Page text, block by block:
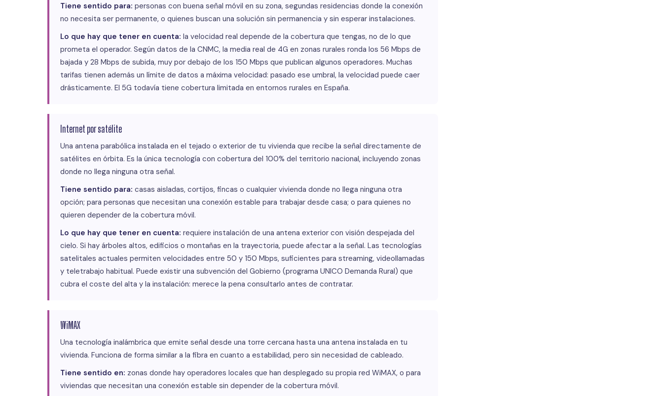
Tiene sentido para: personas con buena señal móvil en su zona, segundas residencias donde la conexión
no necesita ser permanente, o quienes buscan una solución sin permanencia y sin esperar instalaciones.
Lo que hay que tener en cuenta: la velocidad real depende de la cobertura que tengas, no de lo que
prometa el operador. Según datos de la CNMC, la media real de 4G en zonas rurales ronda los 56 Mbps de
bajada y 28 Mbps de subida, muy por debajo de los 150 Mbps que publican algunos operadores. Muchas
tarifas tienen además un límite de datos a máxima velocidad: pasado ese umbral, la velocidad puede caer
drásticamente. El 5G todavía tiene cobertura limitada en entornos rurales en España.
Internet por satélite
Una antena parabólica instalada en el tejado o exterior de tu vivienda que recibe la señal directamente de
satélites en órbita. Es la única tecnología con cobertura del 100% del territorio nacional, incluyendo zonas
donde no llega ninguna otra señal.
Tiene sentido para: casas aisladas, cortijos, fincas o cualquier vivienda donde no llega ninguna otra
opción; para personas que necesitan una conexión estable para trabajar desde casa; o para quienes no
quieren depender de la cobertura móvil.
Lo que hay que tener en cuenta: requiere instalación de una antena exterior con visión despejada del
cielo. Si hay árboles altos, edificios o montañas en la trayectoria, puede afectar a la señal. Las tecnologías
satelitales actuales permiten velocidades entre 50 y 150 Mbps, suficientes para streaming, videollamadas
y teletrabajo habitual. Puede existir una subvención del Gobierno (programa UNICO Demanda Rural) que
cubra el coste del alta y la instalación: merece la pena consultarlo antes de contratar.
WiMAX
Una tecnología inalámbrica que emite señal desde una torre cercana hasta una antena instalada en tu
vivienda. Funciona de forma similar a la fibra en cuanto a estabilidad, pero sin necesidad de cableado.
Tiene sentido en: zonas donde hay operadores locales que han desplegado su propia red WiMAX, o para
viviendas que necesitan una conexión estable sin depender de la cobertura móvil.